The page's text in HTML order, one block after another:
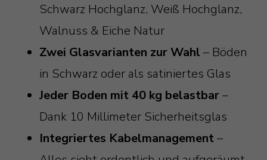
Schwarz Hochglanz, Weiß Hochglanz,
Walnuss & Eiche Natur
Zwei Glasvarianten zur Wahl – Böden
in Schwarz oder als satiniertes Glas
Jeder Boden mit 40 kg belastbar–
Dank 10 Millimeter Sicherheitsglas
Integriertes Kabelmanagement –